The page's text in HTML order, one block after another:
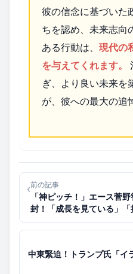
彼の信念に基づいた
ちを認め、未来志向
ある行動は、 現代の
を与えてくれます。
ぎ、より良い未来を
が、彼への最大の追
‹前の記事
「神ピッチ！」エース菅
封！「成長を見ている」
れた本音とは？
中東緊迫！トランプ氏「イ